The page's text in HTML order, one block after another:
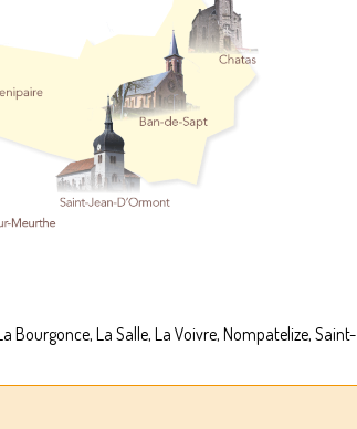
La Salle, La Voivre, Nompatelize, Saint-